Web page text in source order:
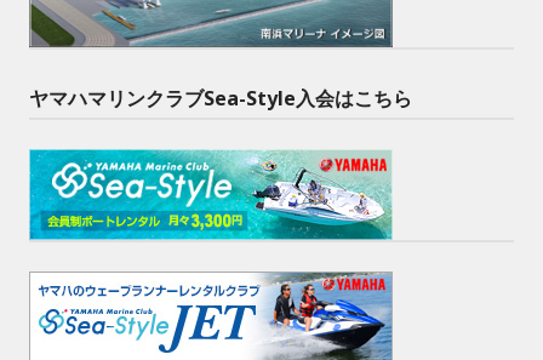
ヤマハマリンクラブSea-Style入会はこちら